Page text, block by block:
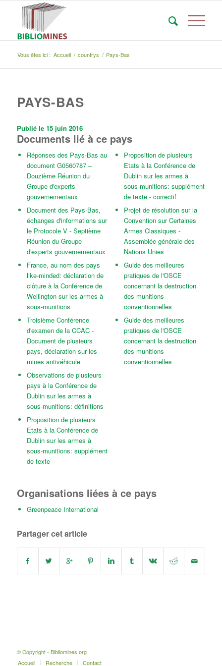
Vous êtes ici : Accueil / countrys / Pays-Bas
PAYS-BAS
Publié le 15 juin 2016
Documents lié à ce pays
Réponses des Pays-Bas au
document G0560787 –
Douzième Réunion du
Groupe d'experts
gouvernementaux
Document des Pays-Bas,
échanges d'informations sur
le Protocole V - Septième
Réunion du Groupe
d'experts gouvernementaux
France, au nom des pays
like-minded: déclaration de
clôture à la Conférence de
Wellington sur les armes à
sous-munitions
Troisième Conférence
d'examen de la CCAC -
Document de plusieurs
pays, déclaration sur les
mines antivéhicule
Observations de plusieurs
pays à la Conférence de
Dublin sur les armes à
sous-munitions: définitions
Proposition de plusieurs
Etats à la Conférence de
Dublin sur les armes à
sous-munitions: supplément
de texte
Proposition de plusieurs
Etats à la Conférence de
Dublin sur les armes à
sous-munitions: supplément
de texte - correctif
Projet de résolution sur la
Convention sur Certaines
Armes Classiques -
Assemblée générale des
Nations Unies
Guide des meilleures
pratiques de l'OSCE
concernant la destruction
des munitions
conventionnelles
Guide des meilleures
pratiques de l'OSCE
concernant la destruction
des munitions
conventionnelles
Organisations liées à ce pays
Greenpeace International
Partager cet article
© Copyright - Bibliomines.org
Accueil
Recherche Contact